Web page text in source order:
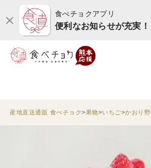
食べチョクアプリ
便利なお知らせが充実！
産地直送通販 食べチョク 果物 いちご かおり野